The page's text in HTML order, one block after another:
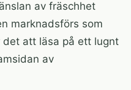
av fräschhet
marknadsförs som
att läsa på ett lugnt
av